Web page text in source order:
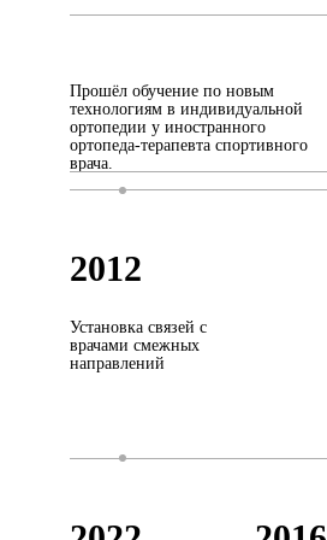
Прошёл обучение по новым
технологиям в индивидуальной
ортопедии у иностранного
ортопеда-терапевта спортивного
врача.
2012
Установка связей с
врачами смежных
направлений